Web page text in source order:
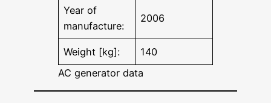
Year of
manufacture:
2006
Weight [kg]:
140
AC generator data